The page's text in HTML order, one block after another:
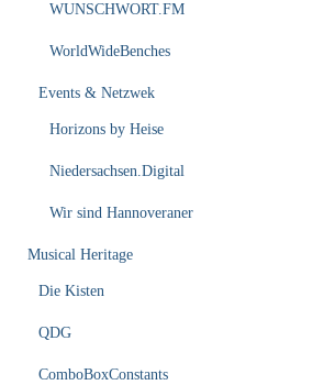
WUNSCHWORT.FM
WorldWideBenches
Events & Netzwek
Horizons by Heise
Niedersachsen.Digital
Wir sind Hannoveraner
Musical Heritage
Die Kisten
QDG
ComboBoxConstants